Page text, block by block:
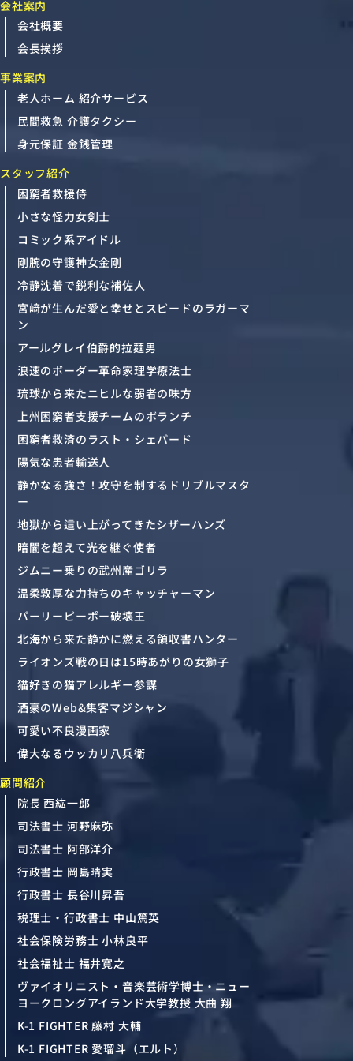
会社案内
会社概要
会長挨拶
事業案内
老人ホーム 紹介サービス
民間救急 介護タクシー
身元保証 金銭管理
スタッフ紹介
困窮者救援侍
小さな怪力女剣士
コミック系アイドル
剛腕の守護神女金剛
冷静沈着で鋭利な補佐人
宮﨑が生んだ愛と幸せとスピードのラガーマ
ン
アールグレイ伯爵的拉麺男
浪速のボーダー革命家理学療法士
琉球から来たニヒルな弱者の味方
上州困窮者支援チームのボランチ
困窮者救済のラスト・シェパード
陽気な患者輸送人
静かなる強さ！攻守を制するドリブルマスタ
ー
地獄から這い上がってきたシザーハンズ
暗闇を超えて光を継ぐ使者
ジムニー乗りの武州産ゴリラ
温柔敦厚な力持ちのキャッチャーマン
パーリーピーポー破壊王
北海から来た静かに燃える領収書ハンター
ライオンズ戦の日は15時あがりの女獅子
猫好きの猫アレルギー参謀
酒豪のWeb&集客マジシャン
可愛い不良漫画家
偉大なるウッカリ八兵衛
顧問紹介
院長 西紘一郎
司法書士 河野麻弥
司法書士 阿部洋介
行政書士 岡島晴実
行政書士 長谷川昇吾
税理士・行政書士 中山篤英
社会保険労務士 小林良平
社会福祉士 福井寛之
ヴァイオリニスト・音楽芸術学博士・ニュー
ヨークロングアイランド大学教授 大曲 翔
K-1 FIGHTER 藤村 大輔
K-1 FIGHTER 愛瑠斗（エルト）